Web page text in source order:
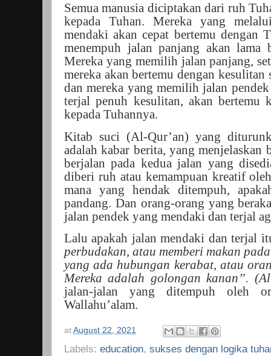
Semua manusia diciptakan dari ruh
kepada Tuhan. Mereka yang
mendaki akan cepat bertemu dengan
menempuh jalan panjang akan lama
Mereka yang memilih jalan panjang,
mereka akan bertemu dengan kesulitan
dan mereka yang memilih jalan
terjal penuh kesulitan, akan bertemu
kepada Tuhannya.
Kitab suci (Al-Qur’an) yang
adalah kabar berita, yang menjelaskan
berjalan pada kedua jalan yang
diberi ruh atau kemampuan kreatif
mana yang hendak ditempuh,
pandang. Dan orang-orang yang
jalan pendek yang mendaki dan terjal
Lalu apakah jalan mendaki dan terjal
perbudakan, atau memberi makan
yang ada hubungan kerabat, atau
Mereka adalah golongan kanan”.
jalan-jalan yang ditempuh oleh
Wallahu’alam.
at August 22, 2021
Labels: education, sukses dengan logika